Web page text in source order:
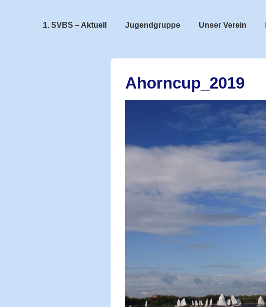
Hauptnavigation
1. SVBS – Aktuell Jugendgruppe Unser Verein
Ahorncup_2019